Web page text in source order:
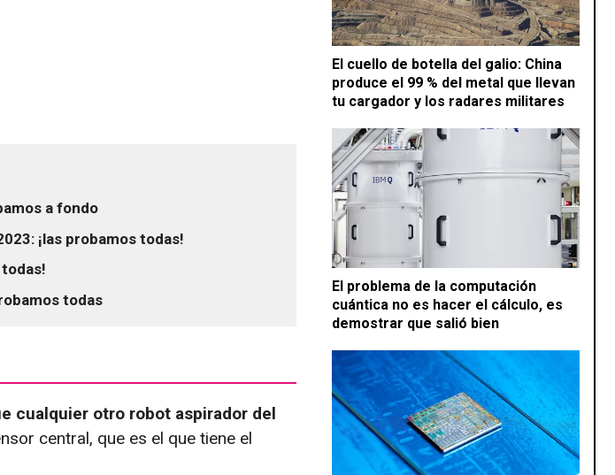
El cuello de botella del galio: China
produce el 99 % del metal que llevan
tu cargador y los radares militares
El problema de la computación
cuántica no es hacer el cálculo, es
demostrar que salió bien
a fondo
¡las probamos todas!
todas
cualquier otro robot aspirador del
central, que es el que tiene el